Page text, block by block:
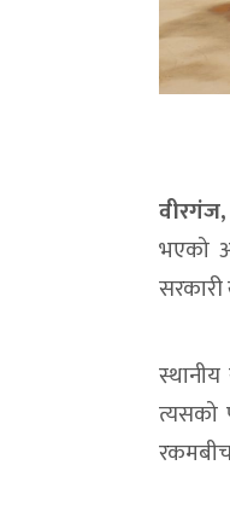
भएको
त्यसको